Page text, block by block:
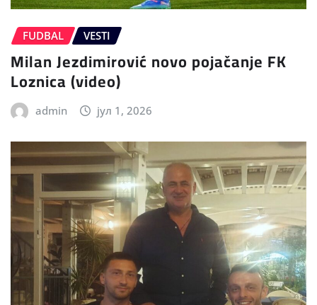
FUDBAL VESTI
Milan Jezdimirović novo pojačanje FK
Loznica (video)
admin јул 1, 2026